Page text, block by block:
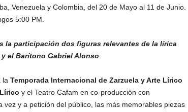
Venezuela y Colombia, del 20 de Mayo al 11 de Junio.
5:00 PM.
la participación dos figuras relevantes de la lírica
el Barítono Gabriel Alonso
la Temporada Internacional de Zarzuela y Arte Lírico
y el Teatro Cafam en co-producción con
vez y a petición del público, las más memorables piezas